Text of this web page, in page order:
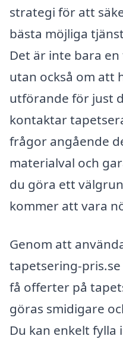
strategi för att
bästa möjliga
Det är inte bara
utan också om att
utförande för just
kontaktar
frågor angående
materialval och
du göra ett
kommer att vara
Genom att
tapetsering-
få offerter på
göras smidigare
Du kan enkelt fylla